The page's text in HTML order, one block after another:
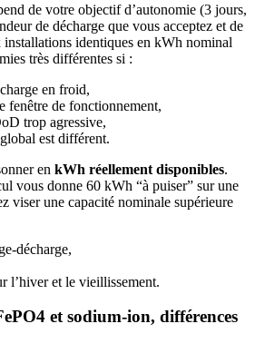
de votre objectif d’autonomie (3 jours,
de décharge que vous acceptez et de
installations identiques en kWh nominal
très différentes si :
en froid,
fenêtre de fonctionnement,
trop agressive,
est différent.
en kWh réellement disponibles.
vous donne 60 kWh “à puiser” sur une
viser une capacité nominale supérieure
décharge,
l’hiver et le vieillissement.
et sodium-ion, différences